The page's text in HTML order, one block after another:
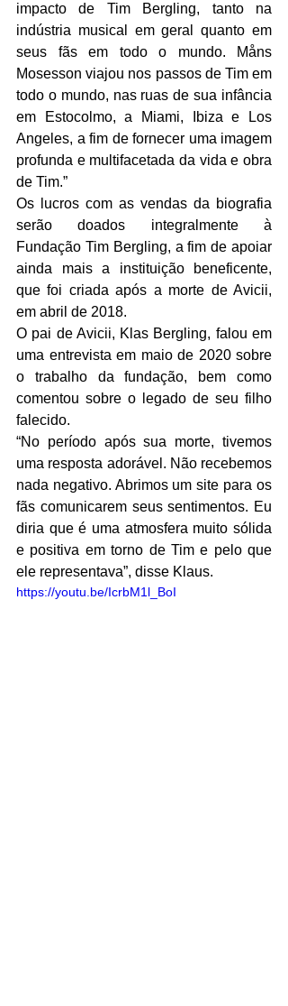
impacto de Tim Bergling, tanto na
indústria musical em geral quanto em
seus fãs em todo o mundo. Måns
Mosesson viajou nos passos de Tim em
todo o mundo, nas ruas de sua infância
em Estocolmo, a Miami, Ibiza e Los
Angeles, a fim de fornecer uma imagem
profunda e multifacetada da vida e obra
de Tim.”
Os lucros com as vendas da biografia
serão doados integralmente à
Fundação Tim Bergling, a fim de apoiar
ainda mais a instituição beneficente,
que foi criada após a morte de Avicii,
em abril de 2018.
O pai de Avicii, Klas Bergling, falou em
uma entrevista em maio de 2020 sobre
o trabalho da fundação, bem como
comentou sobre o legado de seu filho
falecido.
“No período após sua morte, tivemos
uma resposta adorável. Não recebemos
nada negativo. Abrimos um site para os
fãs comunicarem seus sentimentos. Eu
diria que é uma atmosfera muito sólida
e positiva em torno de Tim e pelo que
ele representava”, disse Klaus.
https://youtu.be/IcrbM1l_BoI